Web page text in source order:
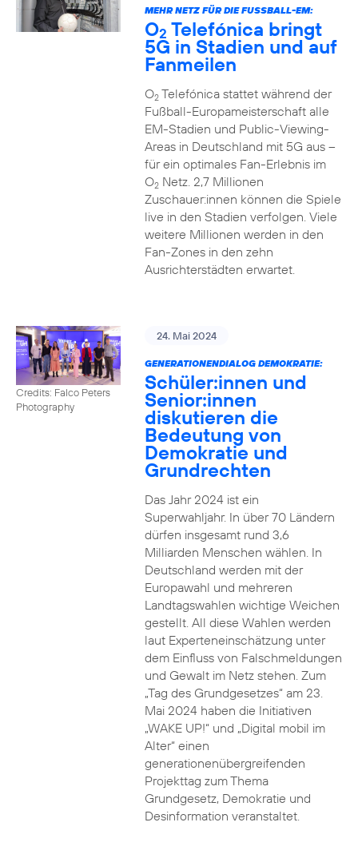
MEHR NETZ FÜR DIE FUSSBALL-EM:
O2 Telefónica bringt
5G in Stadien und auf
Fanmeilen
O2Telefónica stattet während der
Fußball-Europameisterschaft alle
EM-Stadien und Public-Viewing-
Areas in Deutschland mit 5G aus –
für ein optimales Fan-Erlebnis im
O2Netz. 2,7 Millionen
Zuschauer:innen können die Spiele
live in den Stadien verfolgen. Viele
weitere Millionen werden in den
Fan-Zones in den zehn
Ausrichterstädten erwartet.
Credits: Falco Peters
Photography
24. Mai 2024
GENERATIONENDIALOG DEMOKRATIE:
Schüler:innen und
Senior:innen
diskutieren die
Bedeutung von
Demokratie und
Grundrechten
Das Jahr 2024 ist ein
Superwahljahr. In über 70 Ländern
dürfen insgesamt rund 3,6
Milliarden Menschen wählen. In
Deutschland werden mit der
Europawahl und mehreren
Landtagswahlen wichtige Weichen
gestellt. All diese Wahlen werden
laut Experteneinschätzung unter
dem Einfluss von Falschmeldungen
und Gewalt im Netz stehen. Zum
„Tag des Grundgesetzes“ am 23.
Mai 2024 haben die Initiativen
„WAKE UP!“ und „Digital mobil im
Alter“ einen
generationenübergreifenden
Projekttag zum Thema
Grundgesetz, Demokratie und
Desinformation veranstaltet.